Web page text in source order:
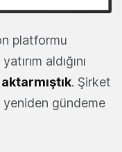
platformu
yatırım aldığını
aktarmıştık. Şirket
yeniden gündeme